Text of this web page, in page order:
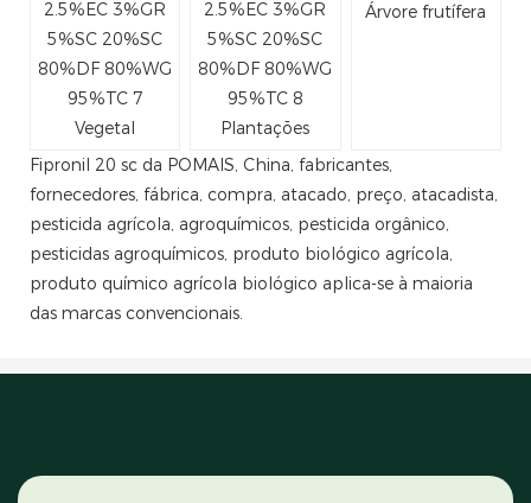
Vegetal Plantações
Árvore frutífera
Fipronil 20 sc da POMAIS, China, fabricantes,
fornecedores, fábrica, compra, atacado, preço, atacadista,
pesticida agrícola, agroquímicos, pesticida orgânico,
pesticidas agroquímicos, produto biológico agrícola,
produto químico agrícola biológico aplica-se à maioria
das marcas convencionais.